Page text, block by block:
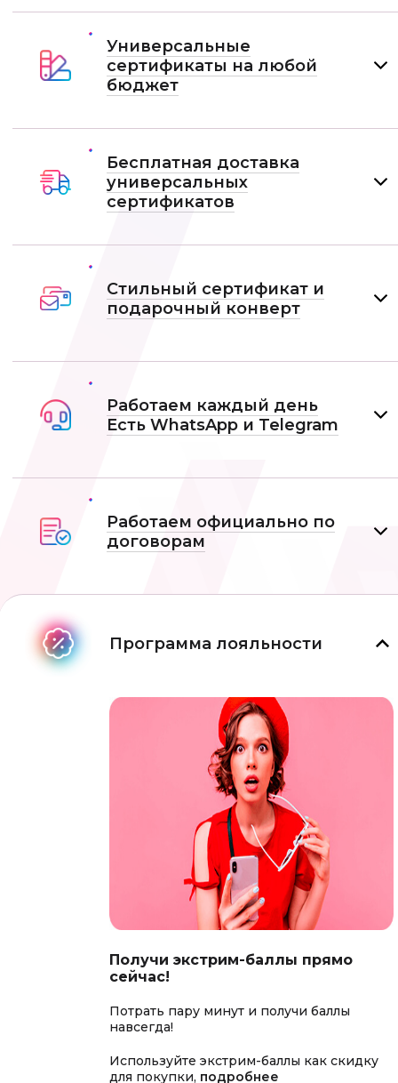
Универсальные
сертификаты на любой
бюджет
Бесплатная доставка
универсальных
сертификатов
Стильный сертификат и
подарочный конверт
Работаем каждый день
Есть WhatsApp и Telеgram
Работаем официально по
договорам
Программа лояльности
Получи экстрим-баллы прямо
сейчас!
Потрать пару минут и получи баллы
навсегда!
Используйте экстрим-баллы как скидку
для покупки, подробнее